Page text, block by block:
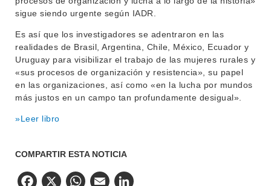
sigue siendo urgente según IADR.
Es así que los investigadores se adentraron en las
realidades de Brasil, Argentina, Chile, México, Ecuador y
Uruguay para visibilizar el trabajo de las mujeres rurales y
«sus procesos de organización y resistencia», su papel
en las organizaciones, así como «en la lucha por mundos
más justos en un campo tan profundamente desigual».
»Leer libro
COMPARTIR ESTA NOTICIA